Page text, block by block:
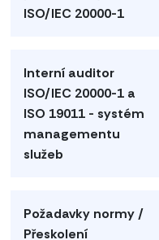
ISO/IEC 20000-1
Interní auditor
ISO/IEC 20000-1 a
ISO 19011 - systém
managementu
služeb
Požadavky normy /
Přeskolení